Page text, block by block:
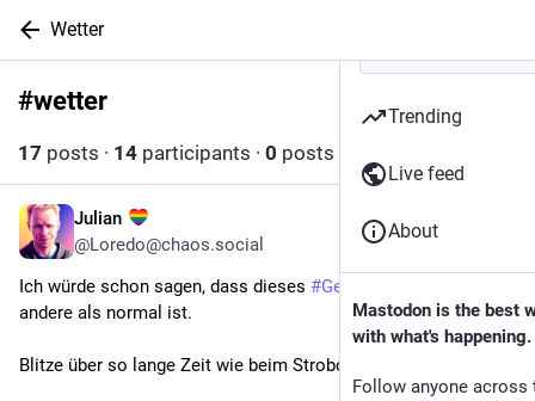
Wetter
#wetter
17 posts · 14 participants · 0 posts today
Julian
@Loredo@chaos.social
Ich würde schon sagen, dass dieses #Gewitter
andere als normal ist.
Blitze über so lange Zeit wie beim Strobo Effekt in der Disco…
Trending
Live feed
About
Mastodon is the best
with what's happening.
Follow anyone across